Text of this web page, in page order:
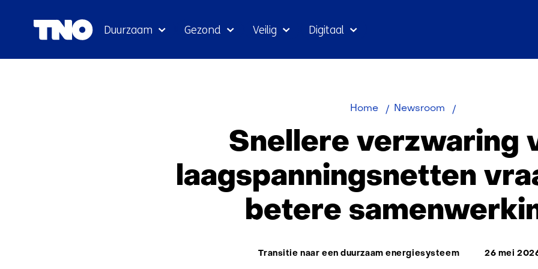
Duurzaam Gezond Veilig Digitaal
Home Newsroom
van
vraagt
betere
samenwerking
Snellere verzwaring
laagspanningsnetten
betere
Thema:
Transitie naar een duurzaam energiesysteem 26 mei